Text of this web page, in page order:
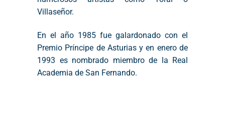
Villaseñor.
En el año 1985 fue galardonado con el
Premio Príncipe de Asturias y en enero de
1993 es nombrado miembro de la Real
Academia de San Fernando.